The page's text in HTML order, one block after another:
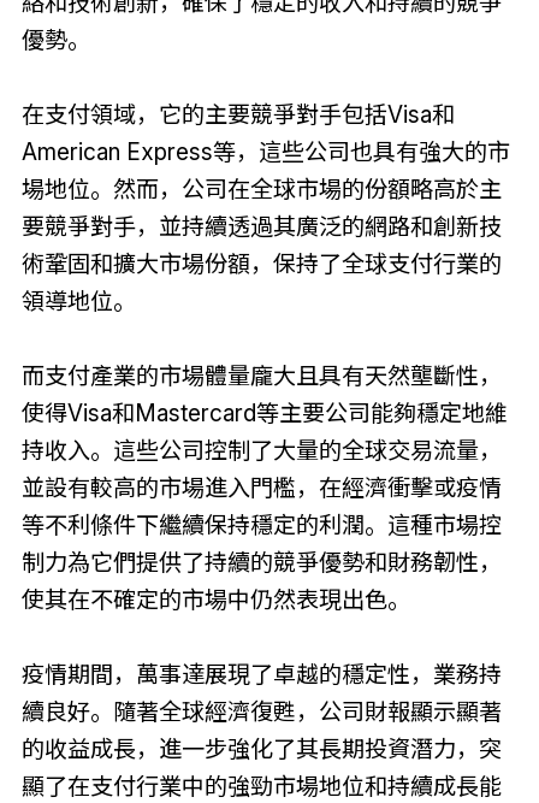
優勢。
在支付領域，它的主要競爭對手包括Visa和
American Express等，這些公司也具有強大的市
場地位。然而，公司在全球市場的份額略高於主
要競爭對手，並持續透過其廣泛的網路和創新技
術鞏固和擴大市場份額，保持了全球支付行業的
領導地位。
而支付產業的市場體量龐大且具有天然壟斷性，
使得Visa和Mastercard等主要公司能夠穩定地維
持收入。這些公司控制了大量的全球交易流量，
並設有較高的市場進入門檻，在經濟衝擊或疫情
等不利條件下繼續保持穩定的利潤。這種市場控
制力為它們提供了持續的競爭優勢和財務韌性，
使其在不確定的市場中仍然表現出色。
疫情期間，萬事達展現了卓越的穩定性，業務持
續良好。隨著全球經濟復甦，公司財報顯示顯著
的收益成長，進一步強化了其長期投資潛力，突
顯了在支付行業中的強勁市場地位和持續成長能